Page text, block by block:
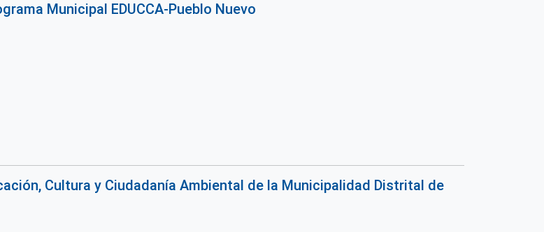
Municipal EDUCCA-Pueblo Nuevo
Cultura y Ciudadanía Ambiental de la Municipalidad Distrital de